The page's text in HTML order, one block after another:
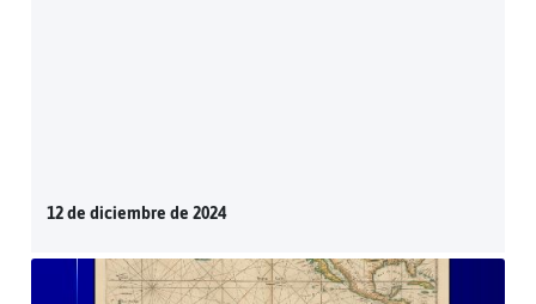
12 de diciembre de 2024